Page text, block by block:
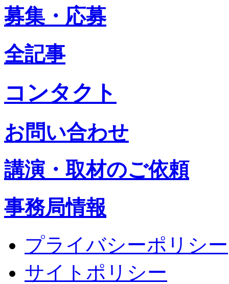
募集・応募
全記事
コンタクト
お問い合わせ
講演・取材のご依頼
事務局情報
プライバシーポリシー
サイトポリシー